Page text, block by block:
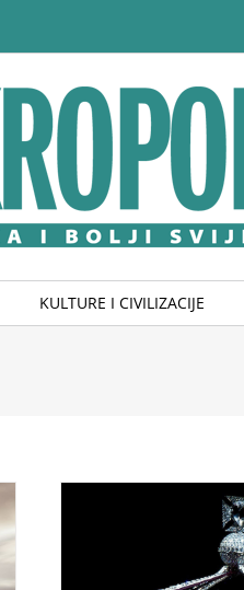
KULTURE I CIVILIZACIJE